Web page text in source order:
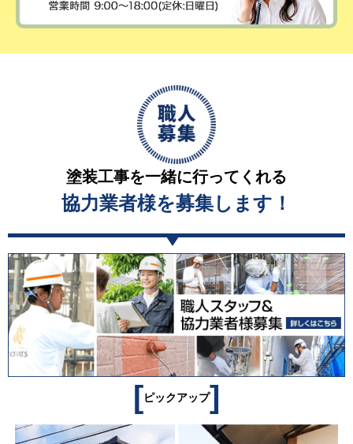
塗装工事を一緒に行ってくれる
協力業者様を募集します！
[ピックアップ]